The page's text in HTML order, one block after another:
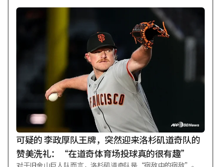
协有组织地实施性招待一事，是在2016年文化体育观光部审计
中被发现的。当时，文化体育观光部确认，从2011年3月至次年
3月期间，在包括2014年国际足联（FIFA）巴西世界杯预选赛、
2012年伦敦奥运会预选赛以及A代表队与奥运代表队的友谊赛等
共7场比赛中，韩国足协层面曾向约10名外国裁判提供性招待。
这一此前未对外公开的内容最近才公之于众，引发轩然大波。
巧合的是，在这7场发生性招待的比赛中，韩国A代表队和奥运
代表队取得了5胜2平的“不败”战绩。虽然不能断定这是通过
性招待获得判罚优势的结果，但也不能断言这些性招待与利益
无关。无论是友谊赛还是世界杯或奥运会预选赛，由主办主场
赛事的足协在赛前赛后向裁判提供性招待，这一事实本身就已
极不恰当。 更令人震惊的是，当时有人将此类性招待定性为
“惯例”。据JTBC报道，当时的足协相关人士在解释曾对裁判
实施性招待一事时称：“这是按惯例进行的。”足球协会内部
文件中明确写有“裁判按摩”字样，且科长、
可疑的 李政厚队王牌，突然迎来洛杉矶道奇队的
赞美洗礼：“在道奇体育场投球真的很有趣”